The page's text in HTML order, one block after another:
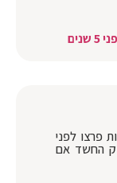
שנים
הבלונים: 3 שריפות פרצו לפני
החשד אם